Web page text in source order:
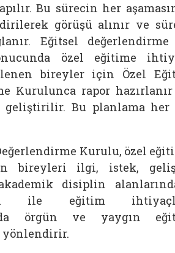
Bu sürecin her
görüşü alınır ve
Eğitsel
özel eğitime
bireyler için Özel
Kurulunca rapor
geliştirilir. Bu planlama her
Kurulu, özel
bireyleri ilgi, istek,
disiplin
ile eğitim
örgün ve yaygın
yönlendirir.